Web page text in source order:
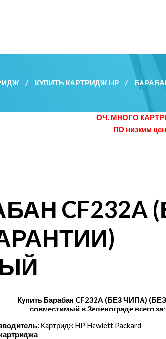
/ КУПИТЬ КАРТРИДЖ HP /
ОЧ. МНОГО
ПО низким
CF232A
Купить Барабан CF232A (БЕЗ ЧИПА)
совместимый в Зеленограде всего за:
Картридж HP Hewlett Packard